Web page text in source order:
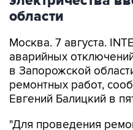
Москва. 7 августа.
в Запорожской
ремонтных работ,
Евгений Балицкий в
"Для проведения
на сетях, принято